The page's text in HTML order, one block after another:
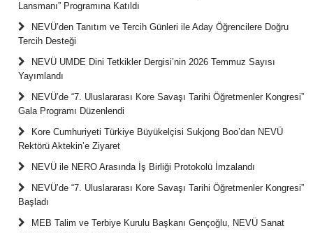
Lansmanı” Programına Katıldı
NEVÜ’den Tanıtım ve Tercih Günleri ile Aday Öğrencilere Doğru
Tercih Desteği
NEVÜ UMDE Dini Tetkikler Dergisi’nin 2026 Temmuz Sayısı
Yayımlandı
NEVÜ’de “7. Uluslararası Kore Savaşı Tarihi Öğretmenler Kongresi”
Gala Programı Düzenlendi
Kore Cumhuriyeti Türkiye Büyükelçisi Sukjong Boo’dan NEVÜ
Rektörü Aktekin’e Ziyaret
NEVÜ ile NERO Arasında İş Birliği Protokolü İmzalandı
NEVÜ’de “7. Uluslararası Kore Savaşı Tarihi Öğretmenler Kongresi”
Başladı
MEB Talim ve Terbiye Kurulu Başkanı Gençoğlu, NEVÜ Sanat